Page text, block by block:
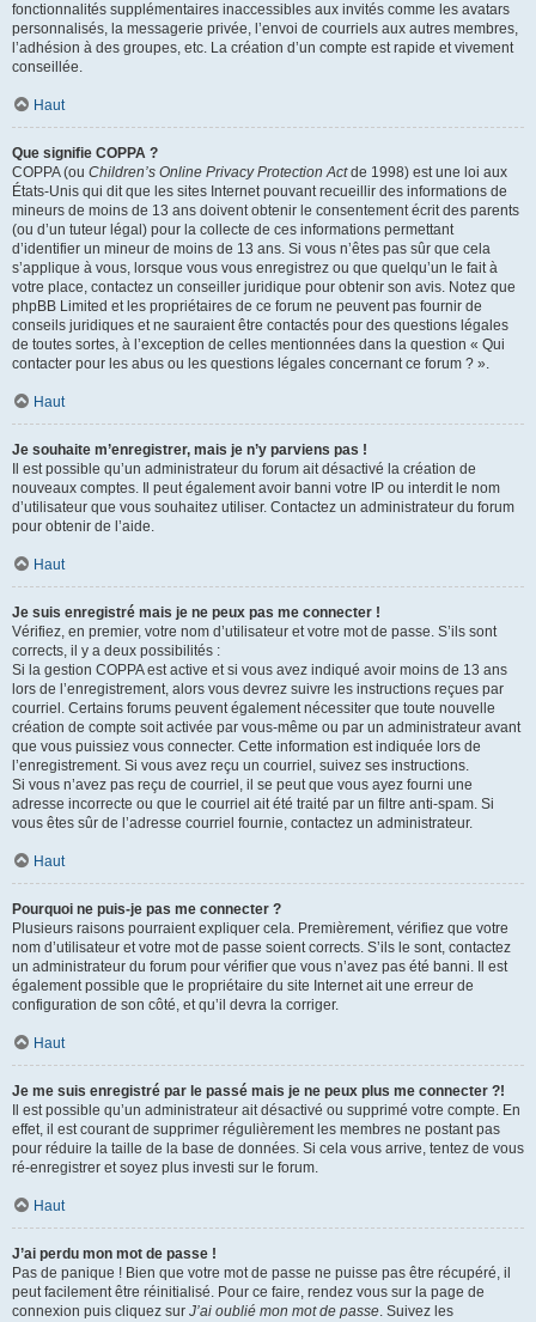
fonctionnalités supplémentaires inaccessibles aux invités comme les avatars
personnalisés, la messagerie privée, l’envoi de courriels aux autres membres,
l’adhésion à des groupes, etc. La création d’un compte est rapide et vivement
conseillée.
Haut
Que signifie COPPA ?
COPPA (ou Children’s Online Privacy Protection Actde 1998) est une loi aux
États-Unis qui dit que les sites Internet pouvant recueillir des informations de
mineurs de moins de 13 ans doivent obtenir le consentement écrit des parents
(ou d’un tuteur légal) pour la collecte de ces informations permettant
d’identifier un mineur de moins de 13 ans. Si vous n’êtes pas sûr que cela
s’applique à vous, lorsque vous vous enregistrez ou que quelqu’un le fait à
votre place, contactez un conseiller juridique pour obtenir son avis. Notez que
phpBB Limited et les propriétaires de ce forum ne peuvent pas fournir de
conseils juridiques et ne sauraient être contactés pour des questions légales
de toutes sortes, à l’exception de celles mentionnées dans la question « Qui
contacter pour les abus ou les questions légales concernant ce forum ? ».
Haut
Je souhaite m’enregistrer, mais je n’y parviens pas !
Il est possible qu’un administrateur du forum ait désactivé la création de
nouveaux comptes. Il peut également avoir banni votre IP ou interdit le nom
d’utilisateur que vous souhaitez utiliser. Contactez un administrateur du forum
pour obtenir de l’aide.
Haut
Je suis enregistré mais je ne peux pas me connecter !
Vérifiez, en premier, votre nom d’utilisateur et votre mot de passe. S’ils sont
corrects, il y a deux possibilités :
Si la gestion COPPA est active et si vous avez indiqué avoir moins de 13 ans
lors de l’enregistrement, alors vous devrez suivre les instructions reçues par
courriel. Certains forums peuvent également nécessiter que toute nouvelle
création de compte soit activée par vous-même ou par un administrateur avant
que vous puissiez vous connecter. Cette information est indiquée lors de
l’enregistrement. Si vous avez reçu un courriel, suivez ses instructions.
Si vous n’avez pas reçu de courriel, il se peut que vous ayez fourni une
adresse incorrecte ou que le courriel ait été traité par un filtre anti-spam. Si
vous êtes sûr de l’adresse courriel fournie, contactez un administrateur.
Haut
Pourquoi ne puis-je pas me connecter ?
Plusieurs raisons pourraient expliquer cela. Premièrement, vérifiez que votre
nom d’utilisateur et votre mot de passe soient corrects. S’ils le sont, contactez
un administrateur du forum pour vérifier que vous n’avez pas été banni. Il est
également possible que le propriétaire du site Internet ait une erreur de
configuration de son côté, et qu’il devra la corriger.
Haut
Je me suis enregistré par le passé mais je ne peux plus me connecter ?!
Il est possible qu’un administrateur ait désactivé ou supprimé votre compte. En
effet, il est courant de supprimer régulièrement les membres ne postant pas
pour réduire la taille de la base de données. Si cela vous arrive, tentez de vous
ré-enregistrer et soyez plus investi sur le forum.
Haut
J’ai perdu mon mot de passe !
Pas de panique ! Bien que votre mot de passe ne puisse pas être récupéré, il
peut facilement être réinitialisé. Pour ce faire, rendez vous sur la page de
connexion puis cliquez sur J’ai oublié mon mot de passe. Suivez les